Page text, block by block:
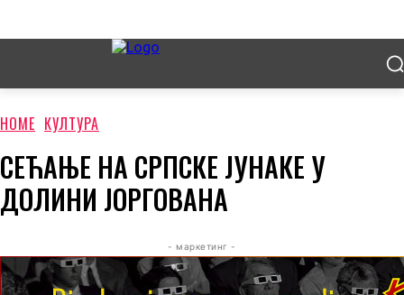
HOME КУЛТУРА
СЕЋАЊЕ НА СРПСКЕ ЈУНАКЕ У
ДОЛИНИ ЈОРГОВАНА
- маркетинг -